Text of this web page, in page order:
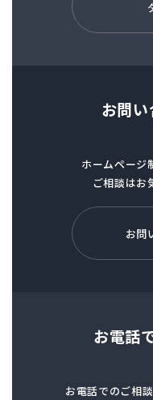
お問
ホームページ
ご相談はお
お問
お電話
お電話でのご相